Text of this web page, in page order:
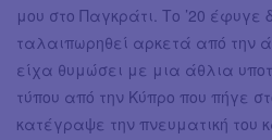
μου στο Παγκράτι. Το ’20 έφυγε
ταλαιπωρηθεί αρκετά από την
είχα θυμώσει με μια άθλια
τύπου από την Κύπρο που πήγε
κατέγραψε την πνευματική του